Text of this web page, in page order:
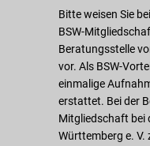
Bitte weisen Sie
BSW-
Beratungsstelle
vor. Als BSW-
einmalige
erstattet. Bei der
Mitgliedschaft bei
Württemberg e. V.